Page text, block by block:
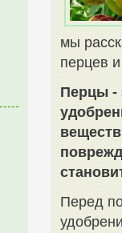
мы
перцев
Перцы -
Перед